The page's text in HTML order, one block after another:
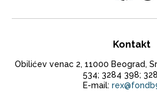
Kontakt
Obilićev venac 2, 11000 Beograd,
534; 3284 398;
E-mail: